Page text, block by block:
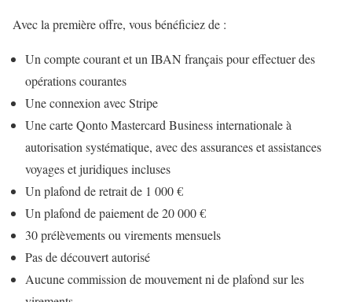
Avec la première offre, vous bénéficiez de :
Un compte courant et un IBAN français pour effectuer des
opérations courantes
Une connexion avec Stripe
Une carte Qonto Mastercard Business internationale à
autorisation systématique, avec des assurances et assistances
voyages et juridiques incluses
Un plafond de retrait de 1 000 €
Un plafond de paiement de 20 000 €
30 prélèvements ou virements mensuels
Pas de découvert autorisé
Aucune commission de mouvement ni de plafond sur les